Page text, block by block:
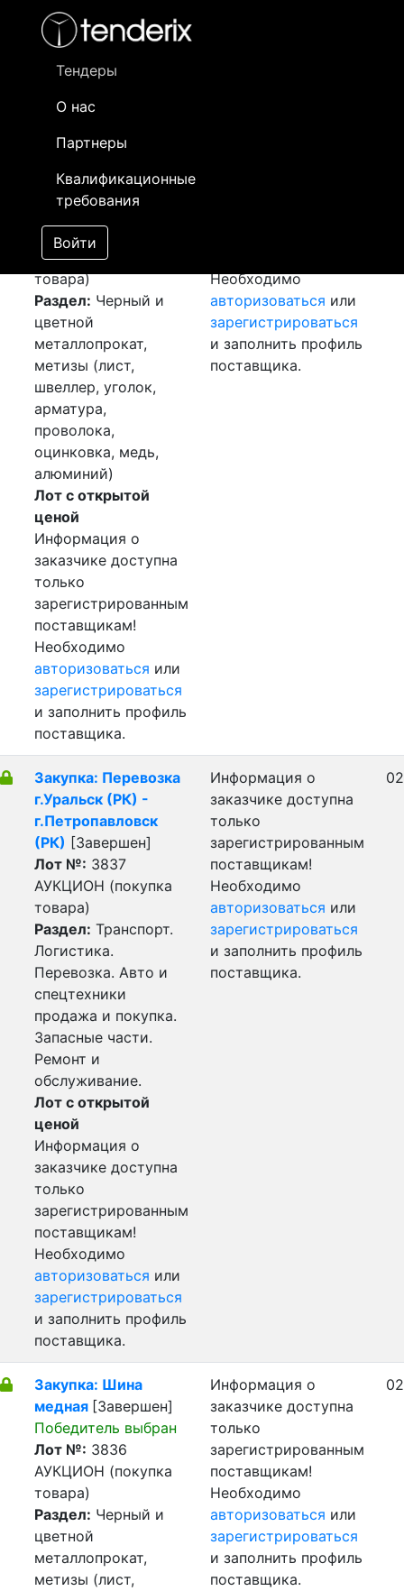
Тендеры
О нас
Партнеры
Квалификационные
требования
Войти
- активный лот
- сохраненный лот (не опубликован)
Закупка: Труба
стальная [Завершен]
Победитель выбран
Лот №:3839
АУКЦИОН (покупка
товара)
Раздел: Черный и
цветной
металлопрокат,
метизы (лист,
швеллер, уголок,
арматура,
проволока,
оцинковка, медь,
алюминий)
Лот с открытой
ценой
Информация о
заказчике доступна
только
зарегистрированным
поставщикам!
Необходимо
авторизоваться или
зарегистрироваться
и заполнить профиль
поставщика.
Необходимо
авторизоваться или
зарегистрироваться
и заполнить профиль
поставщика.
Закупка: Перевозка
г.Уральск (РК) -
г.Петропавловск
(РК) [Завершен]
Лот №: 3837
АУКЦИОН (покупка
товара)
Раздел: Транспорт.
Логистика.
Перевозка. Авто и
спецтехники
продажа и покупка.
Запасные части.
Ремонт и
обслуживание.
Лот с открытой
ценой
Информация о
заказчике доступна
только
зарегистрированным
поставщикам!
Необходимо
авторизоваться или
зарегистрироваться
и заполнить профиль
поставщика.
Информация о
заказчике доступна
только
зарегистрированным
поставщикам!
Необходимо
авторизоваться или
зарегистрироваться
и заполнить профиль
поставщика.
Закупка: Шина
медная [Завершен]
Победитель выбран
Лот №: 3836
АУКЦИОН (покупка
товара)
Раздел: Черный и
цветной
металлопрокат,
метизы (лист,
Информация о
заказчике доступна
только
зарегистрированным
поставщикам!
Необходимо
авторизоваться или
зарегистрироваться
и заполнить профиль
поставщика.